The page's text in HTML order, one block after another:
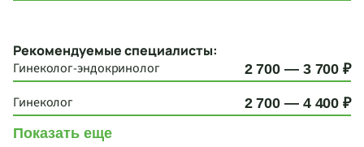
Рекомендуемые специалисты:
Гинеколог-эндокринолог
2 700 — 3 700 ₽
Гинеколог
2 700 — 4 400 ₽
Показать еще